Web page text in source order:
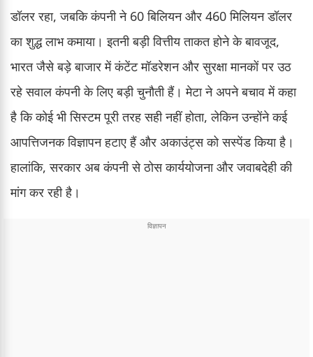
डॉलर रहा, जबकि कंपनी ने 60 बिलियन और 460 मिलियन डॉलर
का शुद्ध लाभ कमाया। इतनी बड़ी वित्तीय ताकत होने के बावजूद,
भारत जैसे बड़े बाजार में कंटेंट मॉडरेशन और सुरक्षा मानकों पर उठ
रहे सवाल कंपनी के लिए बड़ी चुनौती हैं। मेटा ने अपने बचाव में कहा
है कि कोई भी सिस्टम पूरी तरह सही नहीं होता, लेकिन उन्होंने कई
आपत्तिजनक विज्ञापन हटाए हैं और अकाउंट्स को सस्पेंड किया है।
हालांकि, सरकार अब कंपनी से ठोस कार्ययोजना और जवाबदेही की
मांग कर रही है।